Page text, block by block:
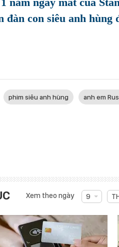
đàn con siêu anh hùng
phim siêu anh hùng anh em
Xem theo ngày 9